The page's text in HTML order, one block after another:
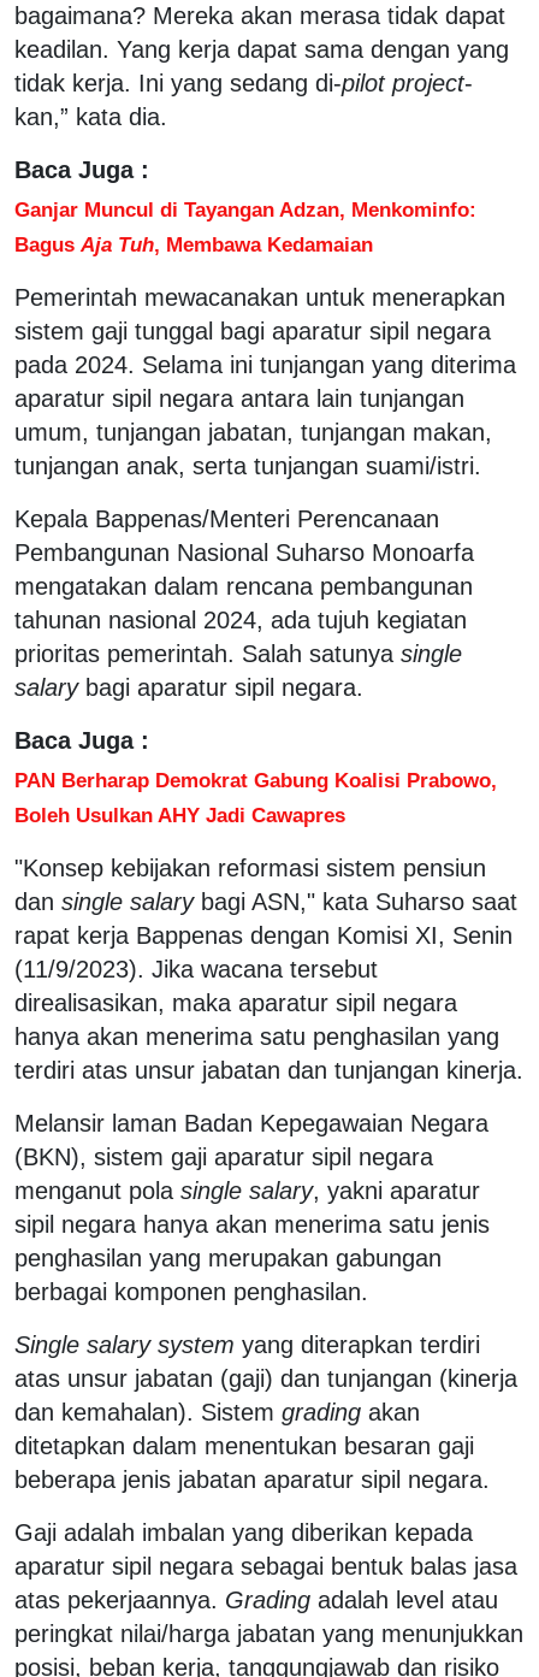
bagaimana? Mereka akan merasa tidak dapat
keadilan. Yang kerja dapat sama dengan yang
tidak kerja. Ini yang sedang di-pilot project-
kan,” kata dia.
Baca Juga :
Ganjar Muncul di Tayangan Adzan, Menkominfo:
Bagus Aja Tuh, Membawa Kedamaian
Pemerintah mewacanakan untuk menerapkan
sistem gaji tunggal bagi aparatur sipil negara
pada 2024. Selama ini tunjangan yang diterima
aparatur sipil negara antara lain tunjangan
umum, tunjangan jabatan, tunjangan makan,
tunjangan anak, serta tunjangan suami/istri.
Kepala Bappenas/Menteri Perencanaan
Pembangunan Nasional Suharso Monoarfa
mengatakan dalam rencana pembangunan
tahunan nasional 2024, ada tujuh kegiatan
prioritas pemerintah. Salah satunya single
salarybagi aparatur sipil negara.
Baca Juga :
PAN Berharap Demokrat Gabung Koalisi Prabowo,
Boleh Usulkan AHY Jadi Cawapres
"Konsep kebijakan reformasi sistem pensiun
dan single salarybagi ASN," kata Suharso saat
rapat kerja Bappenas dengan Komisi XI, Senin
(11/9/2023). Jika wacana tersebut
direalisasikan, maka aparatur sipil negara
hanya akan menerima satu penghasilan yang
terdiri atas unsur jabatan dan tunjangan kinerja.
Melansir laman Badan Kepegawaian Negara
(BKN), sistem gaji aparatur sipil negara
menganut pola single salary, yakni aparatur
sipil negara hanya akan menerima satu jenis
penghasilan yang merupakan gabungan
berbagai komponen penghasilan.
Single salary system yang diterapkan terdiri
atas unsur jabatan (gaji) dan tunjangan (kinerja
dan kemahalan). Sistem grading akan
ditetapkan dalam menentukan besaran gaji
beberapa jenis jabatan aparatur sipil negara.
Gaji adalah imbalan yang diberikan kepada
aparatur sipil negara sebagai bentuk balas jasa
atas pekerjaannya. Grading adalah level atau
peringkat nilai/harga jabatan yang menunjukkan
posisi, beban kerja, tanggungjawab dan risiko